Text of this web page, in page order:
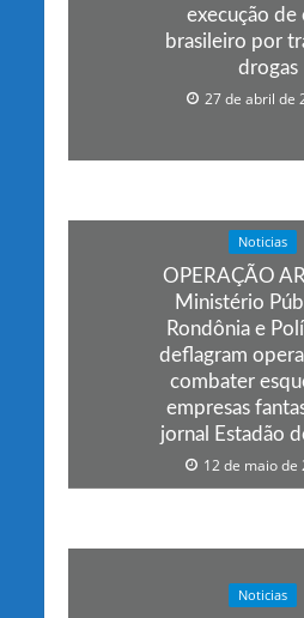
execução de
brasileiro por
drogas
27 de abril de
Noticias
OPERAÇÃO
Ministério
Rondônia e
deflagram
combater
empresas
jornal Estadão
12 de maio de
Noticias